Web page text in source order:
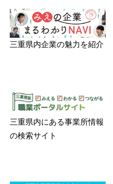
三重県内企業の魅力を紹介
三重県内にある事業所情報
の検索サイト